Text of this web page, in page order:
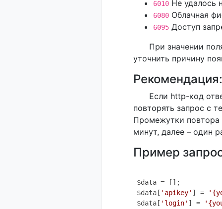
6010 Не удалось
6080 Облачная
6095 Доступ
При значении
уточнить причину
Рекомендация:
Если http-код
повторять запрос с
Промежутки повтора
минут, далее – один
Пример
$data = [];
$data[ 'apikey' ] =
$data[ 'login' ] =